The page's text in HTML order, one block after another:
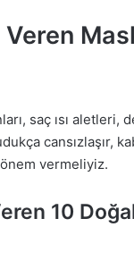
saç ısı
cansızlaşır,
vermeliyiz.
10